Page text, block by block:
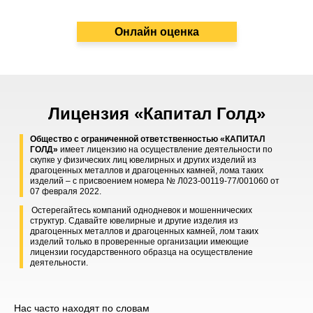
Онлайн оценка
Лицензия «Капитал Голд»
Общество с ограниченной ответственностью «КАПИТАЛ
ГОЛД» имеет лицензию на осуществление деятельности по
скупке у физических лиц ювелирных и других изделий из
драгоценных металлов и драгоценных камней, лома таких
изделий – с присвоением номера № Л023-00119-77/001060 от
07 февраля 2022.
Остерегайтесь компаний однодневок и мошеннических
структур. Сдавайте ювелирные и другие изделия из
драгоценных металлов и драгоценных камней, лом таких
изделий только в проверенные организации имеющие
лицензии государственного образца на осуществление
деятельности.
Нас часто находят по словам